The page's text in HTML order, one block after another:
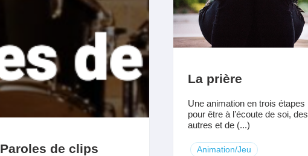
La prière
Une animation en trois étapes
pour être à l’écoute de soi, des
autres et de (...)
Animation/Jeu
Paroles de clips